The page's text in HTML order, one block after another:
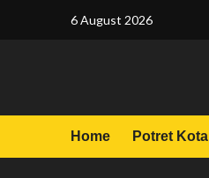
6 August 2026
Home Potret Kota